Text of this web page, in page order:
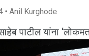
• Anil Kurghode
पाटील यांना